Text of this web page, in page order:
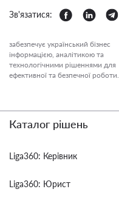
Зв'язатися:
забезпечує український бізнес
інформацією, аналітикою та
технологічними рішеннями для
ефективної та безпечної роботи.
Каталог рішень
Liga360: Керівник
Liga360: Юрист